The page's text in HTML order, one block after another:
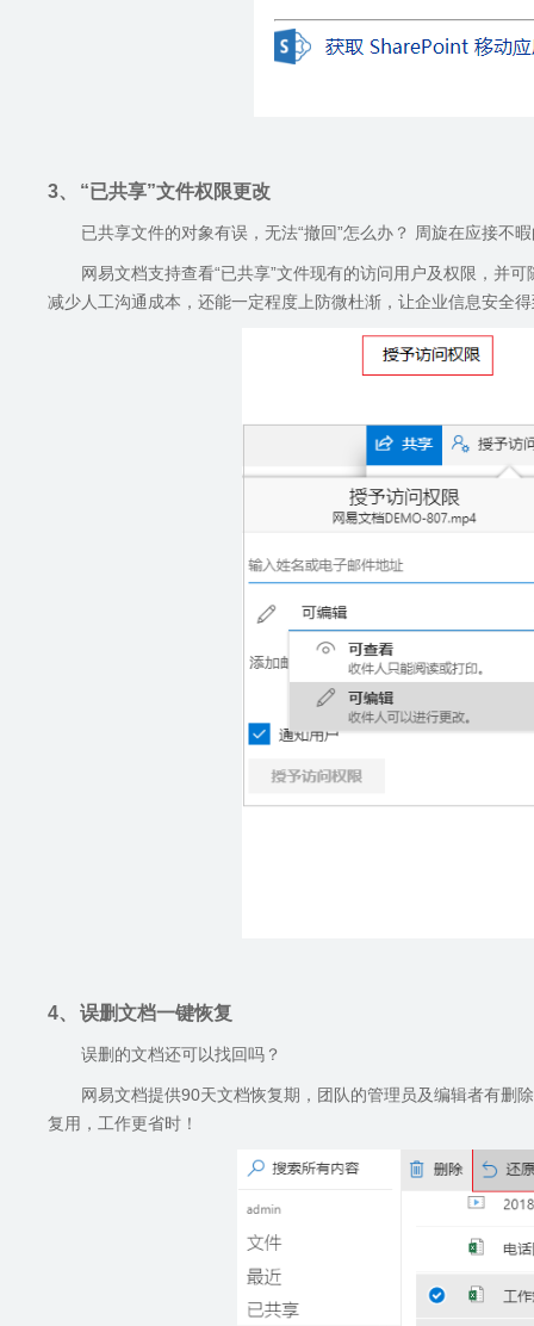
3、 “已共享”文件权限更改
已共享文件的对象有误，无法“撤回”怎么办？ 周旋在应接不
网易文档支持查看“已共享”文件现有的访问用户及权限，并
减少人工沟通成本，还能一定程度上防微杜渐，让企业信息安全
4、 误删文档一键恢复
误删的文档还可以找回吗？
网易文档提供90天文档恢复期，团队的管理员及编辑者有删
复用，工作更省时！